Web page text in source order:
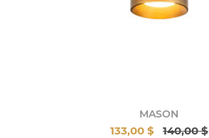
MASON
133,00 $ 140,00 $